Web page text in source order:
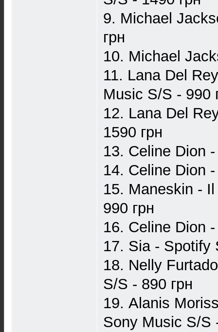
9. Michael
грн
10. Michael
11. Lana Del
Music S/S - 990
12. Lana Del
1590 грн
13. Celine Dion
14. Celine Dion
15. Maneskin -
990 грн
16. Celine Dion
17. Sia - Spotify
18. Nelly
S/S - 890 грн
19. Alanis
Sony Music S/S